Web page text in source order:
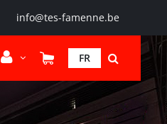
info@tes-famenne.be
FR